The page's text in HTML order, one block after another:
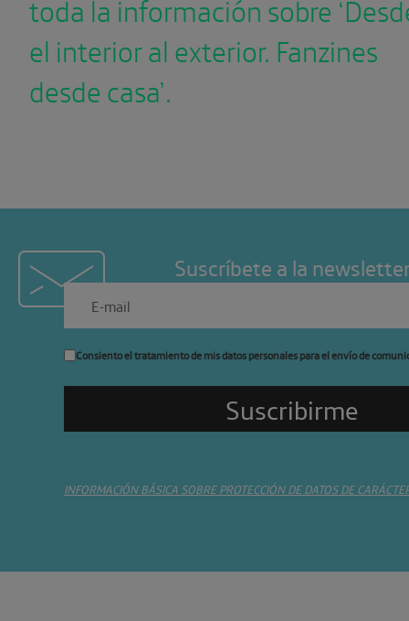
toda la información sobre
el interior al exterior. Fanzines
desde casa’.
Suscríbete a la
Consiento el tratamiento de mis datos personales para el envío de
INFORMACIÓN BÁSICA SOBRE PROTECCIÓN DE DATOS DE